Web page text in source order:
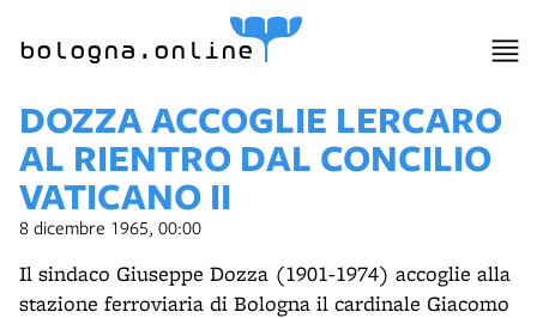
bologna.online
DOZZA ACCOGLIE LERCARO
AL RIENTRO DAL CONCILIO
VATICANO II
8 dicembre 1965, 00:00
Il sindaco Giuseppe Dozza (1901-1974) accoglie alla
stazione ferroviaria di Bologna il cardinale Giacomo